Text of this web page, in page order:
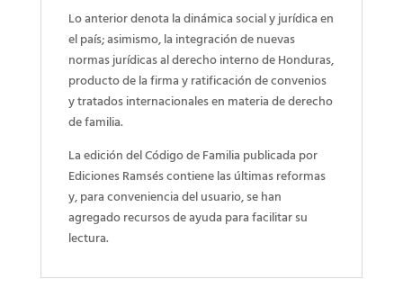
Lo anterior denota la dinámica social y jurídica en
el país; asimismo, la integración de nuevas
normas jurídicas al derecho interno de Honduras,
producto de la firma y ratificación de convenios
y tratados internacionales en materia de derecho
de familia.
La edición del Código de Familia publicada por
Ediciones Ramsés contiene las últimas reformas
y, para conveniencia del usuario, se han
agregado recursos de ayuda para facilitar su
lectura.